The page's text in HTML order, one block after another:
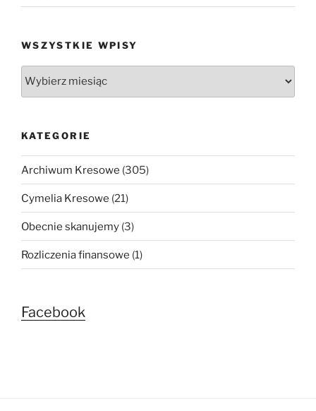
WSZYSTKIE WPISY
wpisy
KATEGORIE
Archiwum Kresowe (305)
Cymelia Kresowe (21)
Obecnie skanujemy (3)
Rozliczenia finansowe (1)
Facebook